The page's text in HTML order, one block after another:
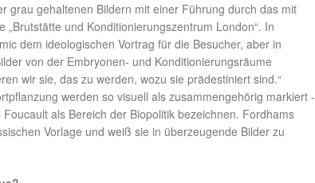
grau gehaltenen Bildern mit einer Führung durch das mit
und Konditionierungszentrum London“. In
dem ideologischen Vortrag für die Besucher, aber in
von der Embryonen- und Konditionierungsräume
wir sie, das zu werden, wozu sie prädestiniert sind.“
werden so visuell als zusammengehörig markiert -
als Bereich der Biopolitik bezeichnen. Fordhams
Vorlage und weiß sie in überzeugende Bilder zu